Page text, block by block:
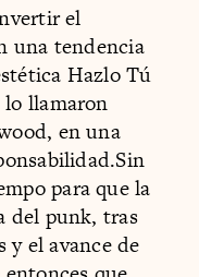
el
una tendencia
Hazlo Tú
llamaron
en una
para que la
del punk, tras
y el avance de